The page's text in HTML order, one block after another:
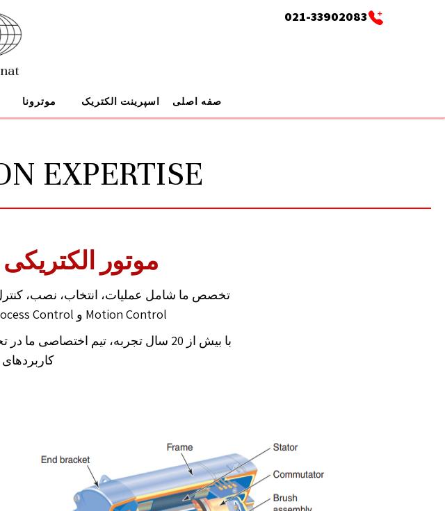
021-33902083
صفه اصلی اسپرینت الکتریک موترونا
EXPERTISE
موتور
تخصص ما شامل عملیات، انتخاب، نصب،
Motion Control و Process Control برای سیستم های صنعتی تخصص داریم.
با بیش از 20 سال تجربه، تیم